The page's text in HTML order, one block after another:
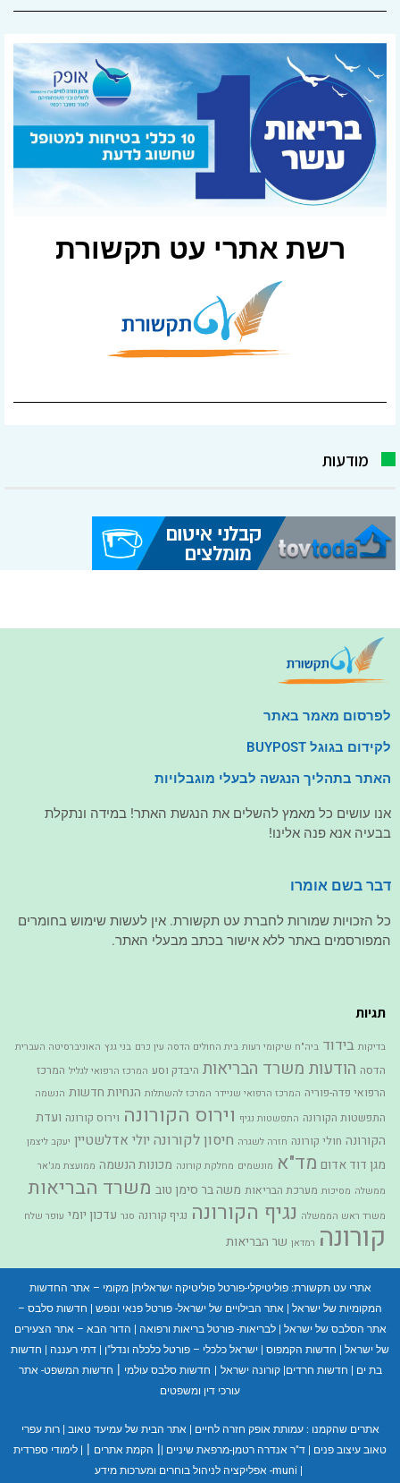
רשת אתרי עט תקשורת
מודעות
לפרסום מאמר באתר
לקידום בגוגל BUYPOST
האתר בתהליך הנגשה לבעלי מוגבלויות
אנו עושים כל מאמץ להשלים את הנגשת האתר! במידה ונתקלת
בבעיה אנא פנה אלינו!
דבר בשם אומרו
כל הזכויות שמורות לחברת עט תקשורת. אין לעשות שימוש בחומרים
המפורסמים באתר ללא אישור בכתב מבעלי האתר.
תגיות
בדיקות בידוד ביה"ח שיקומי רעות בית החולים הדסה עין כרם בני גנץ האוניברסיטה העברית
הדסה הודעות משרד הבריאות היבדק וסע המרכז הרפואי לגליל המרכז
הרפואי פדה-פוריה המרכז הרפואי שניידר המרכז להשתלות הנחיות חדשות הנשמה
התפשטות הקורונה התפשטות נגיף וירוס הקורונה וירוס קורונה ועדת
הקורונה חולי קורונה חזרה לשגרה חיסון לקורונה יולי אדלשטיין יעקב ליצמן
מגן דוד אדום מד"א מונשמים מחלקת קורונה מכונות הנשמה ממועצת מג'אר
ממשלה מסיכות מערכת הבריאות משה בר סימן טוב משרד הבריאות
משרד ראש הממשלה נגיף הקורונה נגיף קורונה סגר עדכון יומי עופר שלח
קורונה רמדאן שר הבריאות
אתרי עט תקשורת:פוליטיקלי-פורטל פוליטיקה ישראלית|מקומי – אתר החדשות
המקומיות של ישראל | אתר הבילויים של ישראל- פורטל פנאי ונופש | חדשות סלבס –
אתר הסלבס של ישראל |לבריאות- פורטל בריאות ורפואה | הדור הבא – אתר הצעירים
של ישראל | חדשות הקמפוס | ישראל כלכלי – פורטל כלכלה ונדל"ן | דתי רעננה | חדשות
בת ים | חדשות חרדים|קורונה ישראל | חדשות סלבס עולמי | חדשות המשפט- אתר
עורכי דין ומשפטים
אתרים שהקמנו :עמותת אופק חזרה לחיים | אתר הבית של עמיעד טאוב |רות עפרי
טאוב עיצוב פנים | ד"ר אנדרה רטמן-מרפאת שיניים |
| הקמת אתרים |
| לימודי ספרדית
| muni- אפליקציה לניהול בוחרים ומערכות מידע